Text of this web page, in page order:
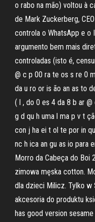
o rabo na mão) voltou à
de Mark Zuckerberg,
controla o WhatsApp e o
argumento bem mais
controladas (isto é,
@ c p 00 ra te os s re 0
da u ro or is ão an as to
( l , do 0 es 4 da 8 b ar
g d qu h uma l ma p v t
con j ha ei t ol te por in
nc h ica an gu as io para
Morro da Cabeça do Boi
zimowa męska cotton.
dla dzieci Milicz. Tylko w
akcesoria do produktu
has good version